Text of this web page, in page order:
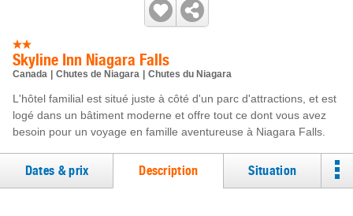
Skyline Inn Niagara Falls
Canada Chutes de Niagara Chutes du Niagara
L'hôtel familial est situé juste à côté d'un parc d'attractions, et est
logé dans un bâtiment moderne et offre tout ce dont vous avez
besoin pour un voyage en famille aventureuse à Niagara Falls.
Dates & prix Description Situation